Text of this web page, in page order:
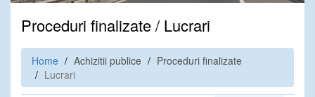
Proceduri finalizate / Lucrari
Home Achizitii publice
Proceduri finalizate
Lucrari